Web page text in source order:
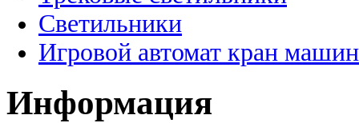
Светильники
Игровой автомат кран
Информация